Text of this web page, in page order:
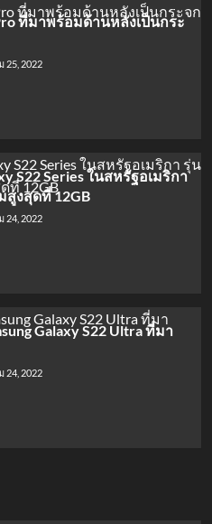
ที่มาพร้อมด้านหลังเป็นกระ
25, 2022
S22 Series ในสหรัฐอเมริกา
งสุดที่ 12GB
24, 2022
Galaxy S22 Ultra ที่มา
24, 2022